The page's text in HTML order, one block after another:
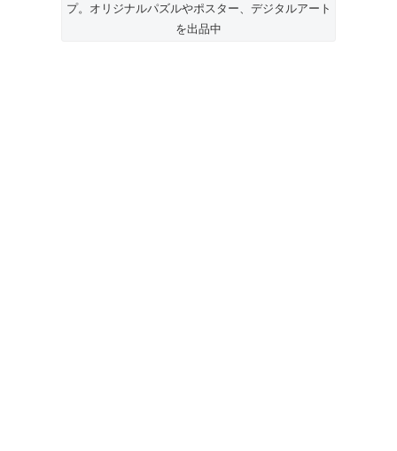
プ。オリジナルパズルやポスター、デジタルアート
を出品中